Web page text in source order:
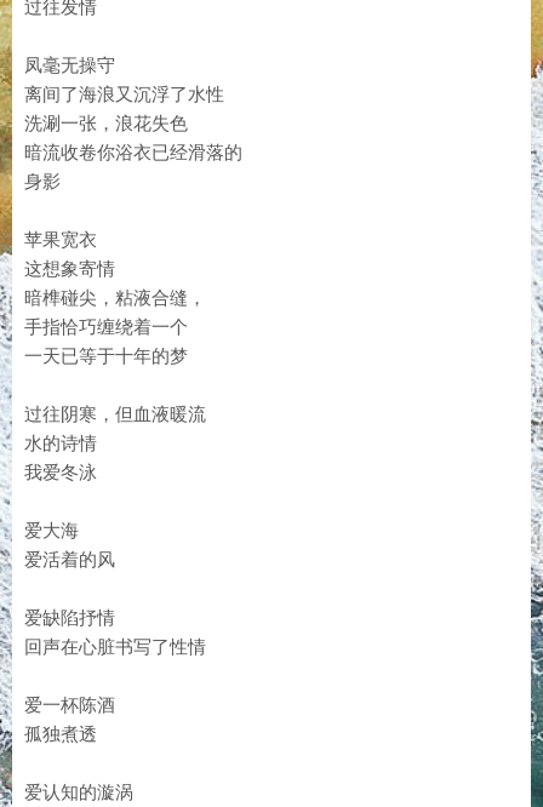
过往发情
凤毫无操守
离间了海浪又沉浮了水性
洗涮一张，浪花失色
暗流收卷你浴衣已经滑落的
身影
苹果宽衣
这想象寄情
暗榫碰尖，粘液合缝，
手指恰巧缠绕着一个
一天已等于十年的梦
过往阴寒，但血液暖流
水的诗情
我爱冬泳
爱大海
爱活着的风
爱缺陷抒情
回声在心脏书写了性情
爱一杯陈酒
孤独煮透
爱认知的漩涡